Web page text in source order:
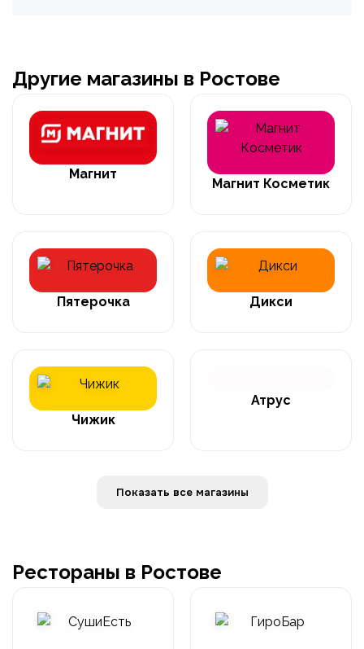
Другие магазины в Ростове
Магнит
Магнит Косметик
Пятерочка Дикси
Чижик
Атрус
Показать все магазины
Рестораны в Ростове